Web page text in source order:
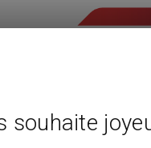
souhaite